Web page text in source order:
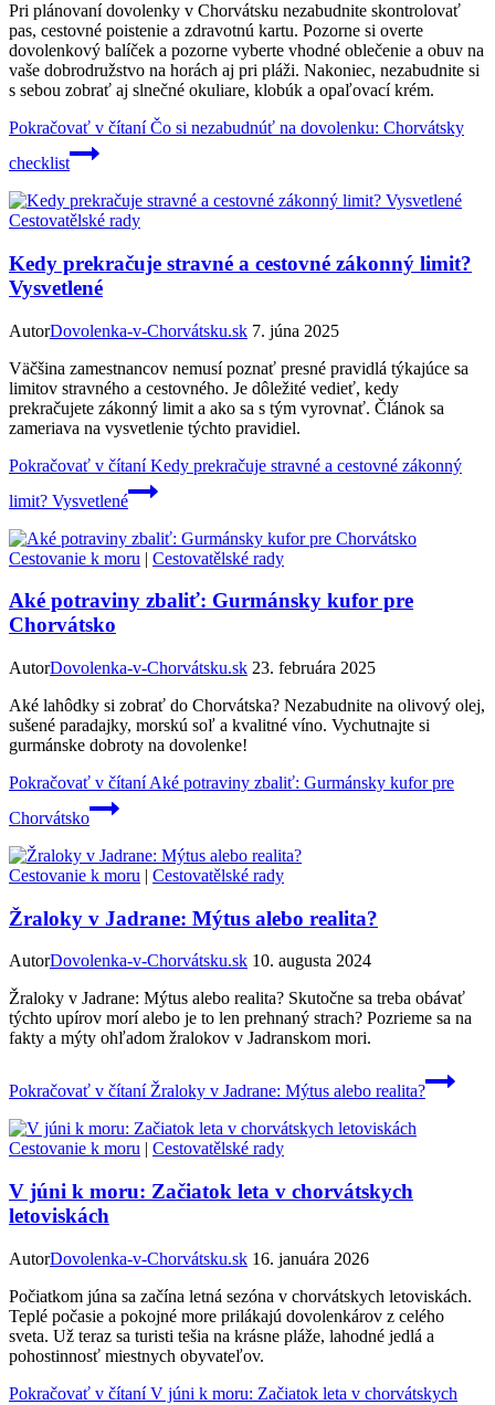
Pri plánovaní dovolenky v Chorvátsku nezabudnite skontrolovať
pas, cestovné poistenie a zdravotnú kartu. Pozorne si overte
dovolenkový balíček a pozorne vyberte vhodné oblečenie a obuv na
vaše dobrodružstvo na horách aj pri pláži. Nakoniec, nezabudnite si
s sebou zobrať aj slnečné okuliare, klobúk a opaľovací krém.
Pokračovať v čítaníČo si nezabudnúť na dovolenku: Chorvátsky
checklist
Cestovatělské rady
Kedy prekračuje stravné a cestovné zákonný limit?
Vysvetlené
AutorDovolenka-v-Chorvátsku.sk 7. júna 2025
Väčšina zamestnancov nemusí poznať presné pravidlá týkajúce sa
limitov stravného a cestovného. Je dôležité vedieť, kedy
prekračujete zákonný limit a ako sa s tým vyrovnať. Článok sa
zameriava na vysvetlenie týchto pravidiel.
Pokračovať v čítaníKedy prekračuje stravné a cestovné zákonný
limit? Vysvetlené
Cestovanie k moru | Cestovatělské rady
Aké potraviny zbaliť: Gurmánsky kufor pre
Chorvátsko
AutorDovolenka-v-Chorvátsku.sk 23. februára 2025
Aké lahôdky si zobrať do Chorvátska? Nezabudnite na olivový olej,
sušené paradajky, morskú soľ a kvalitné víno. Vychutnajte si
gurmánske dobroty na dovolenke!
Pokračovať v čítaníAké potraviny zbaliť: Gurmánsky kufor pre
Chorvátsko
Cestovanie k moru | Cestovatělské rady
Žraloky v Jadrane: Mýtus alebo realita?
AutorDovolenka-v-Chorvátsku.sk 10. augusta 2024
Žraloky v Jadrane: Mýtus alebo realita? Skutočne sa treba obávať
týchto upírov morí alebo je to len prehnaný strach? Pozrieme sa na
fakty a mýty ohľadom žralokov v Jadranskom mori.
Pokračovať v čítaníŽraloky v Jadrane: Mýtus alebo realita?
Cestovanie k moru | Cestovatělské rady
V júni k moru: Začiatok leta v chorvátskych
letoviskách
AutorDovolenka-v-Chorvátsku.sk 16. januára 2026
Počiatkom júna sa začína letná sezóna v chorvátskych letoviskách.
Teplé počasie a pokojné more prilákajú dovolenkárov z celého
sveta. Už teraz sa turisti tešia na krásne pláže, lahodné jedlá a
pohostinnosť miestnych obyvateľov.
Pokračovať v čítaníV júni k moru: Začiatok leta v chorvátskych